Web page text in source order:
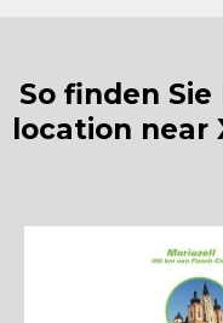
So finden
location near